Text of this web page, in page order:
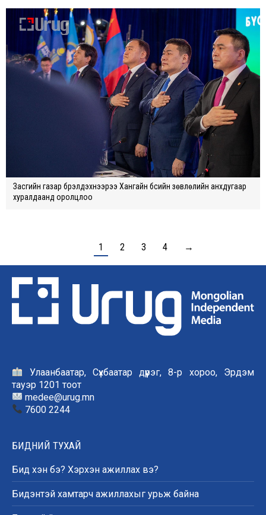
Засгийн газар бүрэлдэхүүнээрээ Хангайн бүсийн зөвлөлийн анхдугаар
хуралдаанд оролцлоо
1 2 3 4 →
Улаанбаатар, Сүхбаатар дүүрэг, 8-р хороо, Эрдэм
тауэр 1201 тоот
medee@urug.mn
7600 2244
БИДНИЙ ТУХАЙ
Бид хэн бэ? Хэрхэн ажиллах вэ?
Бидэнтэй хамтарч ажиллахыг урьж байна